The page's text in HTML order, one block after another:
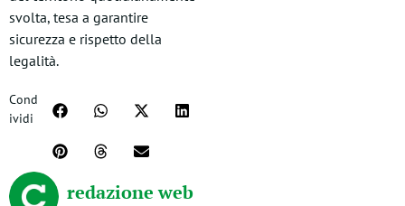
svolta, tesa a garantire
sicurezza e rispetto della
legalità.
Cond
ividi
redazione web